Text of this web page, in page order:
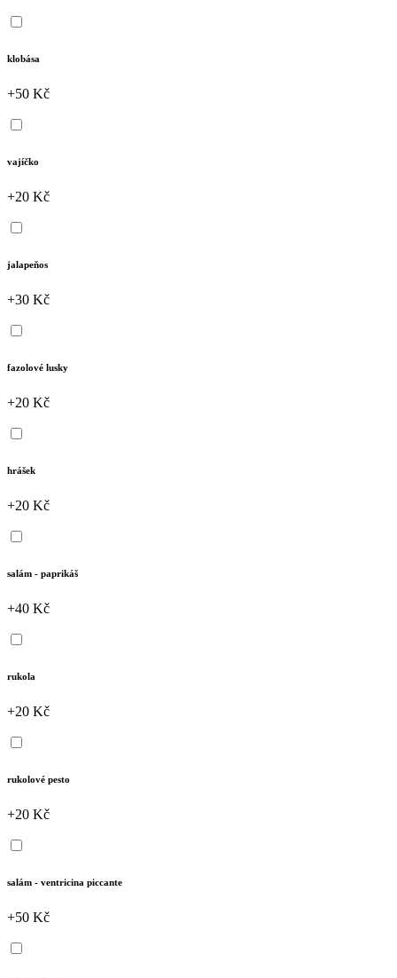
klobása
+50 Kč
vajíčko
+20 Kč
jalapeňos
+30 Kč
fazolové lusky
+20 Kč
hrášek
+20 Kč
salám - paprikáš
+40 Kč
rukola
+20 Kč
rukolové pesto
+20 Kč
salám - ventricina piccante
+50 Kč